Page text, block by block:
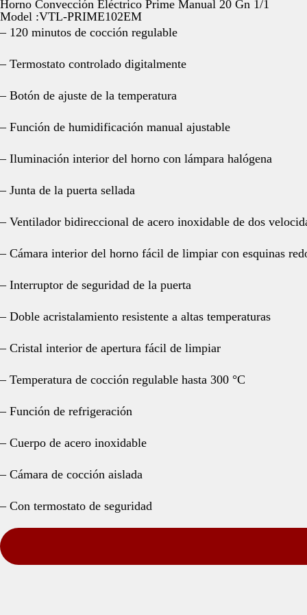
Horno Convección Eléctrico Prime Manual 20 Gn 1/1
Model :VTL-PRIME102EM
– 120 minutos de cocción regulable
– Termostato controlado digitalmente
– Botón de ajuste de la temperatura
– Función de humidificación manual ajustable
– Iluminación interior del horno con lámpara halógena
– Junta de la puerta sellada
– Ventilador bidireccional de acero inoxidable de dos
– Cámara interior del horno fácil de limpiar con esquinas
– Interruptor de seguridad de la puerta
– Doble acristalamiento resistente a altas temperaturas
– Cristal interior de apertura fácil de limpiar
– Temperatura de cocción regulable hasta 300 °C
– Función de refrigeración
– Cuerpo de acero inoxidable
– Cámara de cocción aislada
– Con termostato de seguridad